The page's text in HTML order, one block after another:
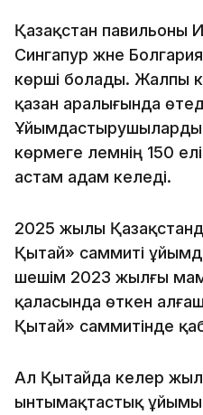
Қазақстан павильоны
Сингапур және
көрші болады. Жалпы
қазан аралығында
көрмеге әлемнің 150
астам адам келеді.
2025 жылы
Қытай» саммиті
шешім 2023 жылғы
қаласында өткен
Қытай» саммитінде
Ал Қытайда келер
ынтымақтастық